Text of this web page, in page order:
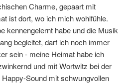
Charme, gepaart mit
ist dort, wo ich mich wohlfühle.
kennengelernt habe und die Musik
begleitet, darf ich noch immer
sein - meine Heimat habe ich
und mit Wortwitz bei der
Sound mit schwungvollen